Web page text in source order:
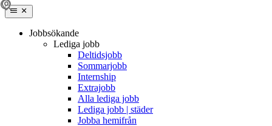
Jobbsökande
Lediga jobb
Deltidsjobb
Sommarjobb
Internship
Extrajobb
Alla lediga jobb
Lediga jobb | städer
Jobba hemifrån